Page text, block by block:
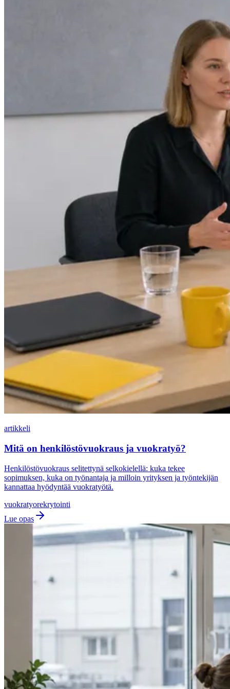
artikkeli
Mitä on henkilöstövuokraus ja vuokratyö?
Henkilöstövuokraus selitettynä selkokielellä: kuka tekee
sopimuksen, kuka on työnantaja ja milloin yrityksen ja työntekijän
kannattaa hyödyntää vuokratyötä.
vuokratyorekrytointi
Lue opas